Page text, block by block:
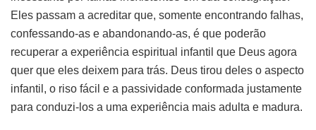
Eles passam a acreditar que, somente encontrando falhas,
confessando-as e aban­donando-as, é que poderão
recuperar a experiência espiri­tual infantil que Deus agora
quer que eles deixem para trás. Deus tirou deles o aspecto
infantil, o riso fácil e a passividade conformada justamente
para conduzi-los a uma experiência mais adulta e madura.